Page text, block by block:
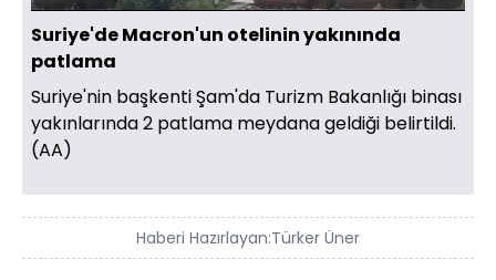
Aç
Hızı
oynatıcıEkran
Suriye'de Macron'un otelinin yakınında
patlama
Suriye'nin başkenti Şam'da Turizm Bakanlığı binası
yakınlarında 2 patlama meydana geldiği belirtildi.
(AA)
Haberi Hazırlayan:Türker Üner